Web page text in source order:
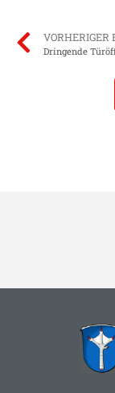
VORHERIGER
Dringende